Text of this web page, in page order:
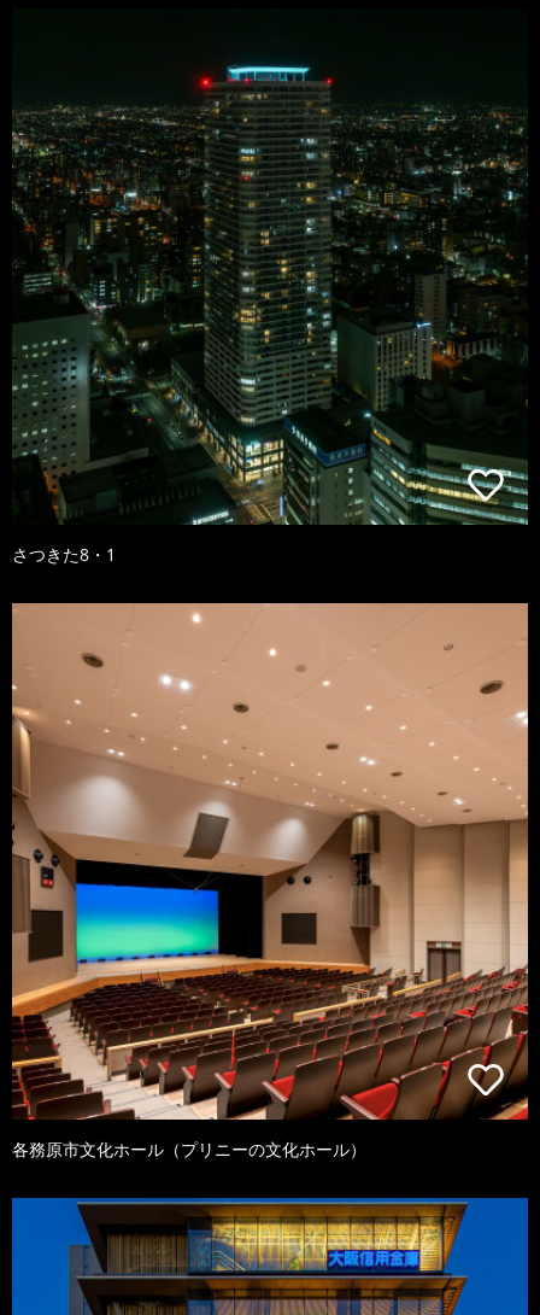
さつきた8・1
各務原市文化ホール（プリニーの文化ホール）